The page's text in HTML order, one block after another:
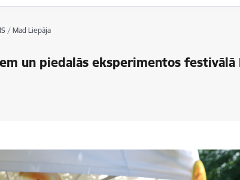
/ Mad Liepāja
un piedalās eksperimentos festivālā